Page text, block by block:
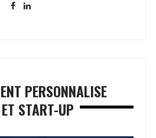
PERSONNALISE
START-UP